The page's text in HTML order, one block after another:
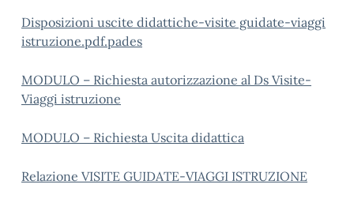
Disposizioni uscite didattiche-visite guidate-viaggi
istruzione.pdf.pades
MODULO – Richiesta autorizzazione al Ds Visite-
Viaggi istruzione
MODULO – Richiesta Uscita didattica
Relazione VISITE GUIDATE-VIAGGI ISTRUZIONE